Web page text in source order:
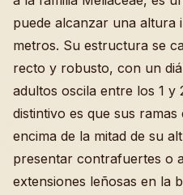
puede alcanzar una altura
metros. Su estructura se
recto y robusto, con un
adultos oscila entre los 1 y
distintivo es que sus
encima de la mitad de su
presentar contrafuertes o
extensiones leñosas en la